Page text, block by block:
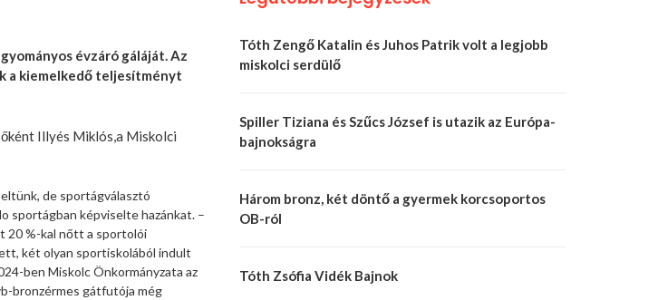
évzáró gáláját. Az
a kiemelkedő teljesítményt
Illyés Miklós,a Miskolci
de sportágválasztó
sportágban képviselte hazánkat. –
20 %-kal nőtt a sportolói
két olyan sportiskolából indult
ben Miskolc Önkormányzata az
bronzérmes gátfutója még
Tóth Zengő Katalin és Juhos Patrik volt a legjobb
miskolci serdülő
Spiller Tiziana és Szűcs József is utazik az Európa-
bajnokságra
Három bronz, két döntő a gyermek korcsoportos
OB-ról
Tóth Zsófia Vidék Bajnok